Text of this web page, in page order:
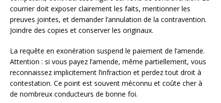
courrier doit exposer clairement les faits, mentionner les
preuves jointes, et demander l’annulation de la contravention.
Joindre des copies et conserver les originaux.
La requête en exonération suspend le paiement de l’amende.
Attention : si vous payez l’amende, même partiellement, vous
reconnaissez implicitement l’infraction et perdez tout droit à
contestation. Ce point est souvent méconnu et coûte cher à
de nombreux conducteurs de bonne foi.